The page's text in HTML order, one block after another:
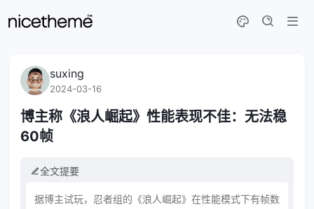
suxing
2024-03-16
博主称《浪人崛起》性能表现不佳：无法稳
60帧
全文提要
据博主试玩，忍者组的《浪人崛起》在性能模式下有帧数